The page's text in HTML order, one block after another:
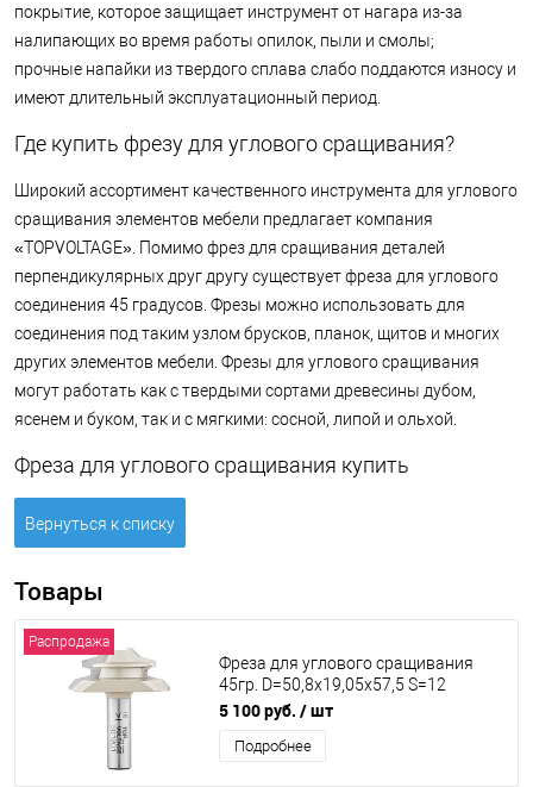
покрытие, которое защищает инструмент от нагара из-за
налипающих во время работы опилок, пыли и смолы;
прочные напайки из твердого сплава слабо поддаются износу и
имеют длительный эксплуатационный период.
Где купить фрезу для углового сращивания?
Широкий ассортимент качественного инструмента для углового
сращивания элементов мебели предлагает компания
«TOPVOLTAGE». Помимо фрез для сращивания деталей
перпендикулярных друг другу существует фреза для углового
соединения 45 градусов. Фрезы можно использовать для
соединения под таким узлом брусков, планок, щитов и многих
других элементов мебели. Фрезы для углового сращивания
могут работать как с твердыми сортами древесины дубом,
ясенем и буком, так и с мягкими: сосной, липой и ольхой.
Фреза для углового сращивания купить
Вернуться к списку
Товары
Распродажа
Фреза для углового сращивания
45гр. D=50,8x19,05x57,5 S=12
TOPVOLTAGE 301201
5 100 руб. / шт
Подробнее